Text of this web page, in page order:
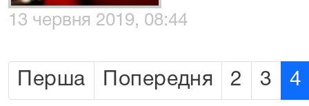
13 червня 2019, 08:44
Перша Попередня 2 3 4